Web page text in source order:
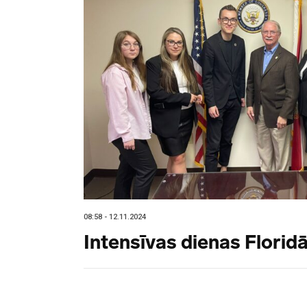
08:58 - 12.11.2024
Intensīvas dienas